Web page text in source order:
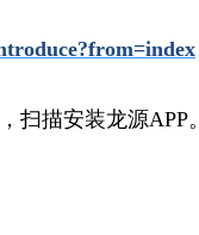
，扫描安装龙源APP。